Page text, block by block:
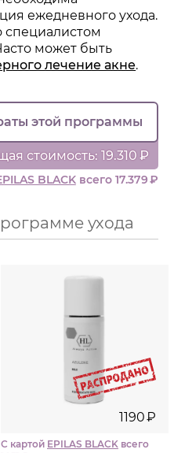
ежедневного ухода.
специалистом
может быть
лечение акне.
этой программы
стоимость: 19.310 ₽
BLACKвсего 17.379₽
ухода
1190₽
С картой EPILAS BLACK всего